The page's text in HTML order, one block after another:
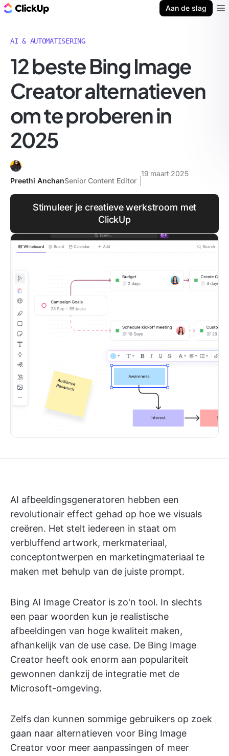
Aan de slag
AI & AUTOMATISERING
12 beste Bing Image
Creator alternatieven
om te proberen in
2025
Preethi AnchanSenior Content Editor
19 maart 2025
Stimuleer je creatieve werkstroom met
ClickUp
AI afbeeldingsgeneratoren hebben een
revolutionair effect gehad op hoe we visuals
creëren. Het stelt iedereen in staat om
verbluffend artwork, merkmateriaal,
conceptontwerpen en marketingmateriaal te
maken met behulp van de juiste prompt.
Bing AI Image Creator is zo'n tool. In slechts
een paar woorden kun je realistische
afbeeldingen van hoge kwaliteit maken,
afhankelijk van de use case. De Bing Image
Creator heeft ook enorm aan populariteit
gewonnen dankzij de integratie met de
Microsoft-omgeving.
Zelfs dan kunnen sommige gebruikers op zoek
gaan naar alternatieven voor Bing Image
Creator voor meer aanpassingen of meer